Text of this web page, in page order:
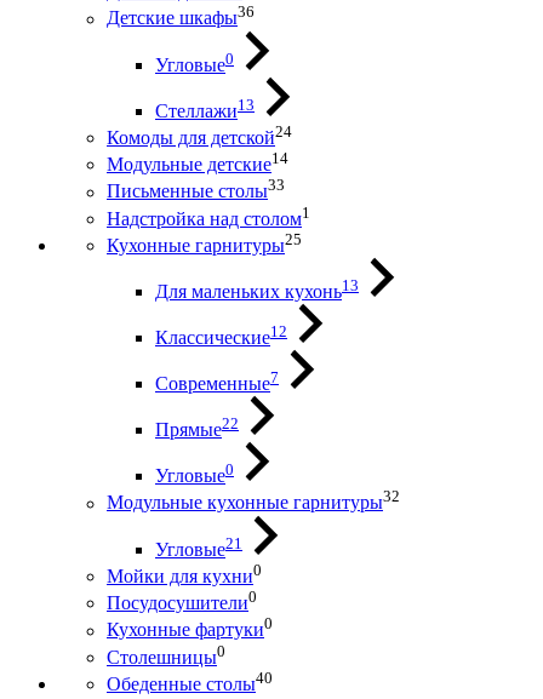
Детские шкафы36
Угловые0
Стеллажи13
Комоды для детской24
Модульные детские14
Письменные столы33
Надстройка над столом1
Кухонные гарнитуры25
Для маленьких кухонь13
Классические12
Современные7
Прямые22
Угловые0
Модульные кухонные гарнитуры32
Угловые21
Мойки для кухни0
Посудосушители0
Кухонные фартуки0
Столешницы0
Обеденные столы40